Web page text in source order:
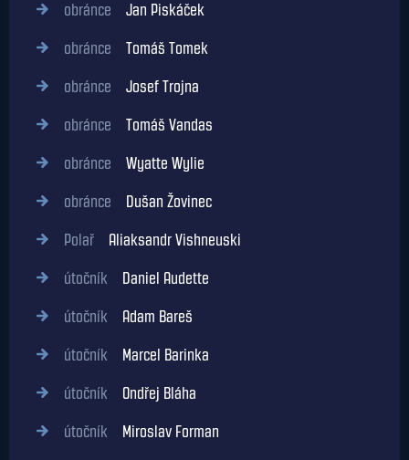
obránce Jan Piskáček
obránce Tomáš Tomek
obránce Josef Trojna
obránce Tomáš Vandas
obránce Wyatte Wylie
obránce Dušan Žovinec
Polař Aliaksandr Vishneuski
útočník Daniel Audette
útočník Adam Bareš
útočník Marcel Barinka
útočník Ondřej Bláha
útočník Miroslav Forman